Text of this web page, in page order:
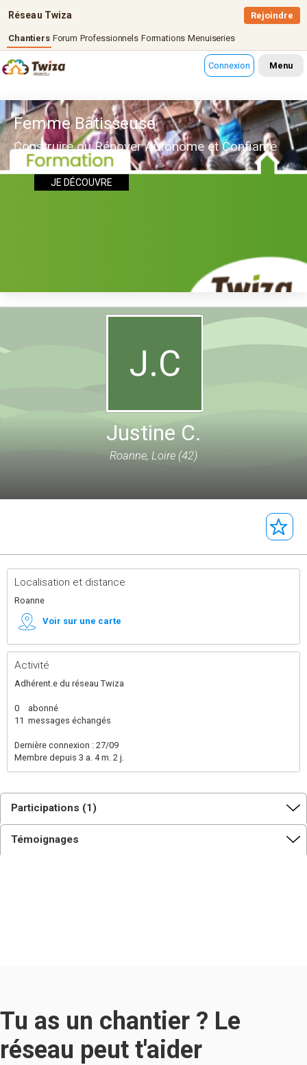
Réseau Twiza
Chantiers Forum Professionnels Formations Menuiseries
Rejoindre
Connexion Menu
Femme Bâtisseuse
Construire ou Rénover Autonome et Confiante
JE DÉCOUVRE
J.C
Justine C.
Roanne, Loire (42)
Localisation et distance
Roanne
Voir sur une carte
Activité
Adhérent.e du réseau Twiza
0
abonné
11 messages échangés
Dernière connexion : 27/09
Membre depuis 3 a. 4 m. 2 j.
Participations (1)
Témoignages
Tu as un chantier ? Le
réseau peut t'aider